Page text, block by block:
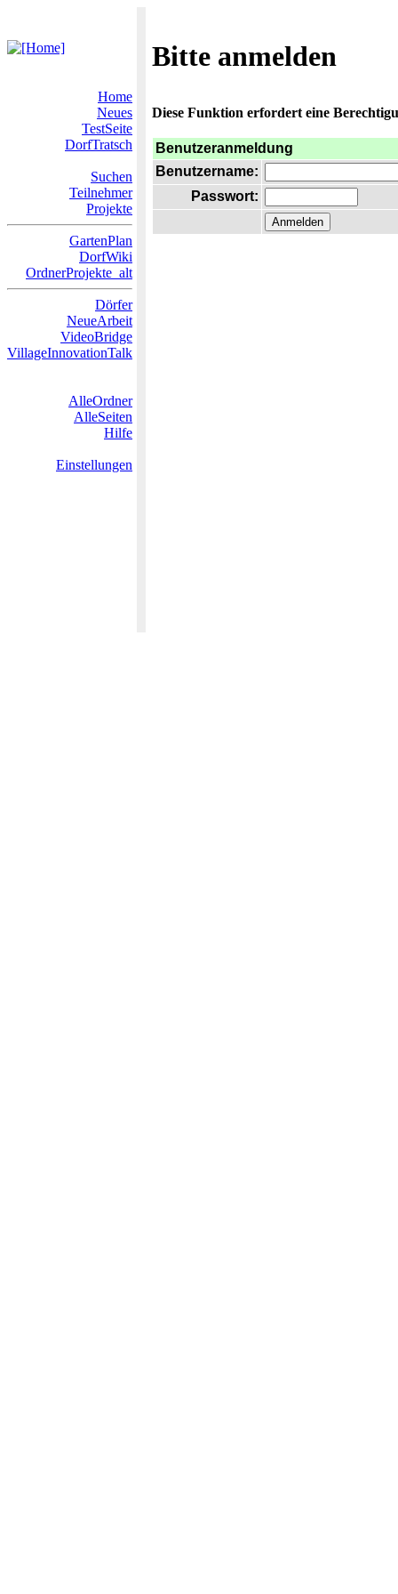
Bitte anmelden
Home
Neues
TestSeite
DorfTratsch
Suchen
Teilnehmer
Projekte
GartenPlan
DorfWiki
OrdnerProjekte_alt
Dörfer
NeueArbeit
VideoBridge
VillageInnovationTalk
AlleOrdner
AlleSeiten
Hilfe
Einstellungen
Diese Funktion erfordert eine
Benutzeranmeldung
Benutzername:
Passwort: